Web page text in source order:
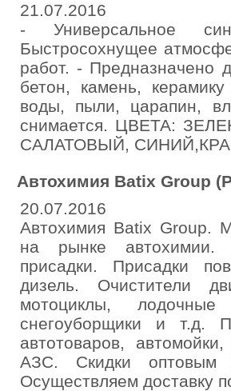
21.07.2016
- Универсальное
Быстросохнущее
работ. - Предназначено
бетон, камень,
воды, пыли, царапин,
снимается. ЦВЕТА:
САЛАТОВЫЙ,
Автохимия Batix Group
20.07.2016
Автохимия Batix Group.
на рынке автохимии.
присадки. Присадки
дизель. Очистители
мотоциклы,
снегоуборщики и т.д.
автотоваров,
АЗС. Скидки оптовым
Осуществляем доставку